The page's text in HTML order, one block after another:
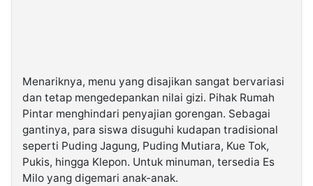
Menariknya, menu yang disajikan sangat bervariasi
dan tetap mengedepankan nilai gizi. Pihak Rumah
Pintar menghindari penyajian gorengan. Sebagai
gantinya, para siswa disuguhi kudapan tradisional
seperti Puding Jagung, Puding Mutiara, Kue Tok,
Pukis, hingga Klepon. Untuk minuman, tersedia Es
Milo yang digemari anak-anak.